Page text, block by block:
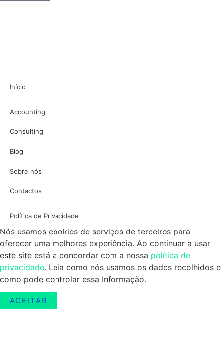
Início
Accounting
Consulting
Blog
Sobre nós
Contactos
Política de Privacidade
Nós usamos cookies de serviços de terceiros para
oferecer uma melhores experiência. Ao continuar a usar
este site está a concordar com a nossa política de
privacidade. Leia como nós usamos os dados recolhidos e
como pode controlar essa Informação.
ACEITAR